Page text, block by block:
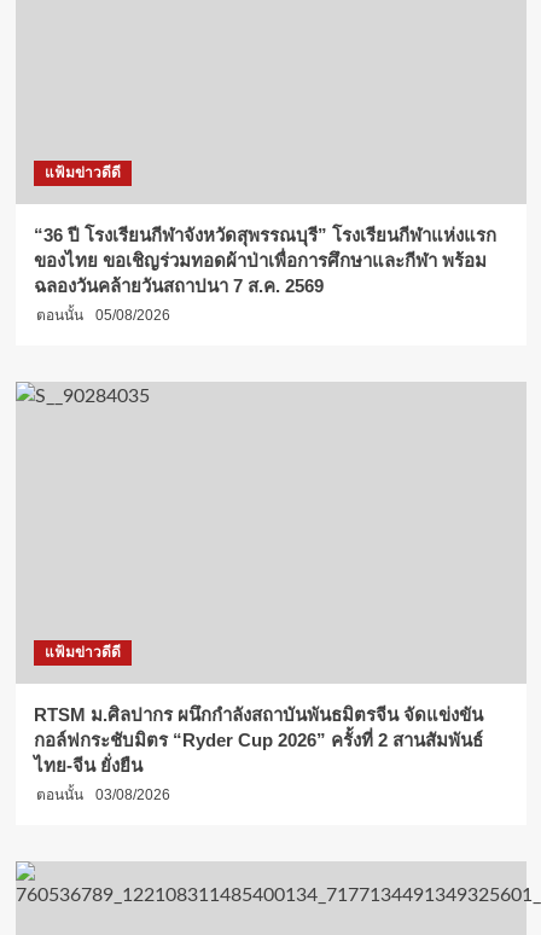
แฟ้มข่าวดีดี
“36 ปี โรงเรียนกีฬาจังหวัดสุพรรณบุรี” โรงเรียนกีฬาแห่งแรก
ของไทย ขอเชิญร่วมทอดผ้าป่าเพื่อการศึกษาและกีฬา พร้อม
ฉลองวันคล้ายวันสถาปนา 7 ส.ค. 2569
ตอนนั้น 05/08/2026
แฟ้มข่าวดีดี
RTSM ม.ศิลปากร ผนึกกำลังสถาบันพันธมิตรจีน จัดแข่งขัน
กอล์ฟกระชับมิตร “Ryder Cup 2026” ครั้งที่ 2 สานสัมพันธ์
ไทย-จีน ยั่งยืน
ตอนนั้น 03/08/2026